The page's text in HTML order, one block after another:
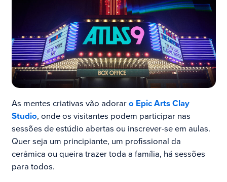
As mentes criativas vão adoraro Epic Arts Clay
Studio, onde os visitantes podem participar nas
sessões de estúdio abertas ou inscrever-se em aulas.
Quer seja um principiante, um profissional da
cerâmica ou queira trazer toda a família, há sessões
para todos.